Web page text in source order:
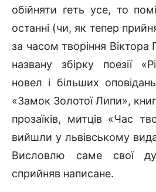
обійняти геть усе, то
останні (чи, як тепер
за часом творіння
названу збірку поезії
новел і більших
«Замок Золотої Липи»,
прозаїків, митців «Час
вийшли у львівському
Висловлю саме свої
сприйняв написане.